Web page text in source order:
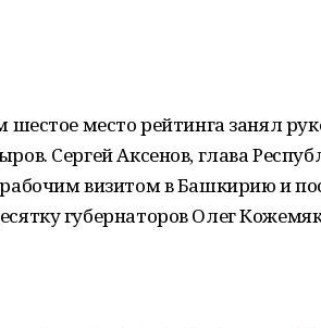
шестое место рейтинга занял
Сергей Аксенов, глава
визитом в Башкирию и
губернаторов Олег